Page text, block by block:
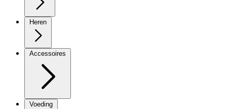
Heren
Accessoires
Voeding